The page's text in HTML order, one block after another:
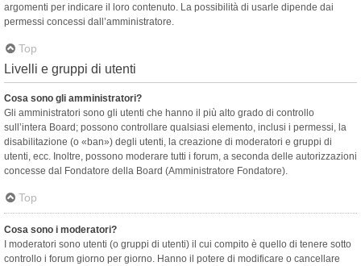
argomenti per indicare il loro contenuto. La possibilità di usarle dipende dai
permessi concessi dall’amministratore.
Top
Livelli e gruppi di utenti
Cosa sono gli amministratori?
Gli amministratori sono gli utenti che hanno il più alto grado di controllo
sull’intera Board; possono controllare qualsiasi elemento, inclusi i permessi, la
disabilitazione (o «ban») degli utenti, la creazione di moderatori e gruppi di
utenti, ecc. Inoltre, possono moderare tutti i forum, a seconda delle autorizzazioni
concesse dal Fondatore della Board (Amministratore Fondatore).
Top
Cosa sono i moderatori?
I moderatori sono utenti (o gruppi di utenti) il cui compito è quello di tenere sotto
controllo i forum giorno per giorno. Hanno il potere di modificare o cancellare